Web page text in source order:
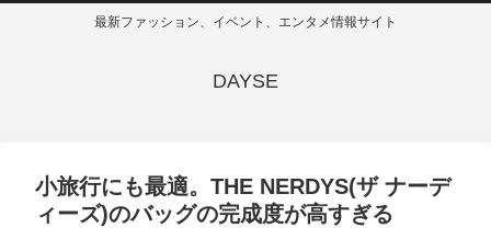
最新ファッション、イベント、エンタメ情報サイト
DAYSE
小旅行にも最適。THE NERDYS(ザ ナーデ
ィーズ)のバッグの完成度が高すぎる